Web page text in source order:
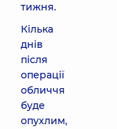
тижня.
Кілька
днів
після
операції
обличчя
буде
опухлим,